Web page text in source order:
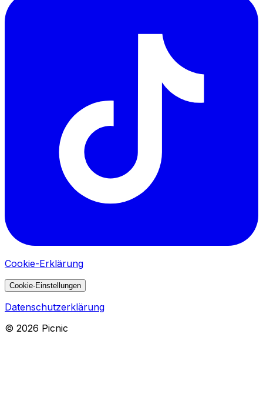
Cookie-Erklärung
Cookie-Einstellungen
Datenschutzerklärung
© 2026 Picnic